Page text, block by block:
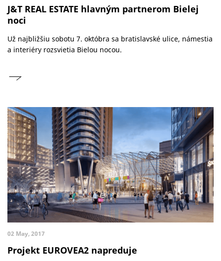
J&T REAL ESTATE hlavným partnerom Bielej
noci
Už najbližšiu sobotu 7. októbra sa bratislavské ulice, námestia
a interiéry rozsvietia Bielou nocou.
02 May, 2017
Projekt EUROVEA2 napreduje